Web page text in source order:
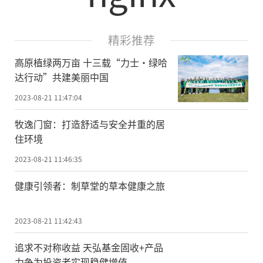
精彩推荐
高原植绿两万亩 十三载“力士·绿哈
达行动”共建美丽中国
2023-08-21 11:47:04
牧逸门窗：打造舒适与安全并重的居
住环境
2023-08-21 11:46:35
健康引领者：制草堂的草本健康之旅
2023-08-21 11:42:43
追求不对称收益 天弘基金固收+产品